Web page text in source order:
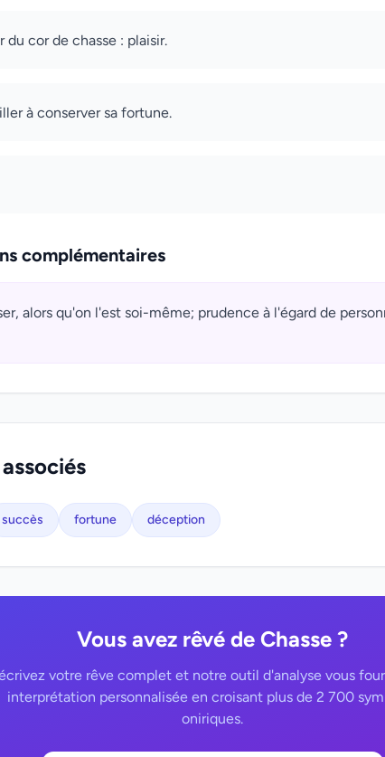
du cor de chasse : plaisir.
à conserver sa fortune.
complémentaires
alors qu'on l'est soi-même; prudence à l'égard de
succès fortune déception
Vous avez rêvé de Chasse ?
votre rêve complet et notre outil d'analyse vous
interprétation personnalisée en croisant plus de 2 700
oniriques.